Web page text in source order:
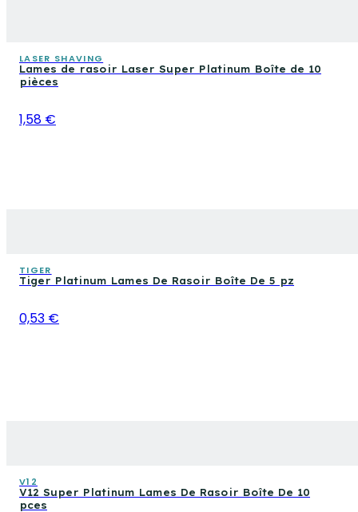
LASER SHAVING
Lames de rasoir Laser Super Platinum Boîte de 10
pièces
1,58 €
TIGER
Tiger Platinum Lames De Rasoir Boîte De 5 pz
0,53 €
V12
V12 Super Platinum Lames De Rasoir Boîte De 10
pces